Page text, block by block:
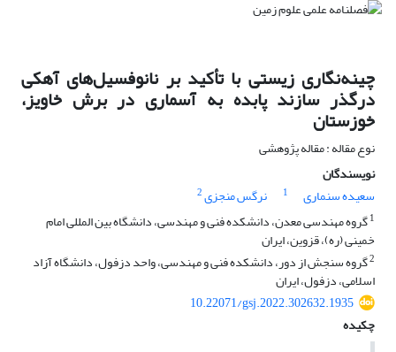
چینه‌نگاری زیستی با تأکید بر نانوفسیل‌های آهکی
درگذر سازند پابده به آسماری در برش خاویز،
خوزستان
نوع مقاله : مقاله پژوهشی
نویسندگان
سعیده سنماری
1 نرگس منجزی2
1گروه مهندسی معدن، دانشکده فنی و مهندسی، دانشگاه بین المللی امام
خمینی (ره)، قزوین، ایران
2گروه سنجش از دور، دانشکده فنی و مهندسی، واحد دزفول، دانشگاه آزاد
اسلامی، دزفول، ایران
10.22071/gsj.2022.302632.1935
چکیده